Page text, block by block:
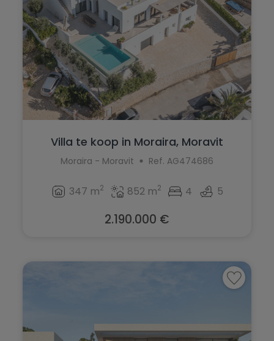
Villa te koop in Moraira, Moravit
Moraira - Moravit Ref. AG474686
347 m2 852 m2 4 5
2.190.000 €